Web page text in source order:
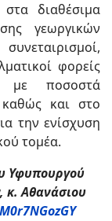
διαθέσιμα
γεωργικών
φορείς
με ποσοστά
καθώς και στο
την ενίσχυση
τομέα.
Υφυπουργού
κ. Αθανάσιου